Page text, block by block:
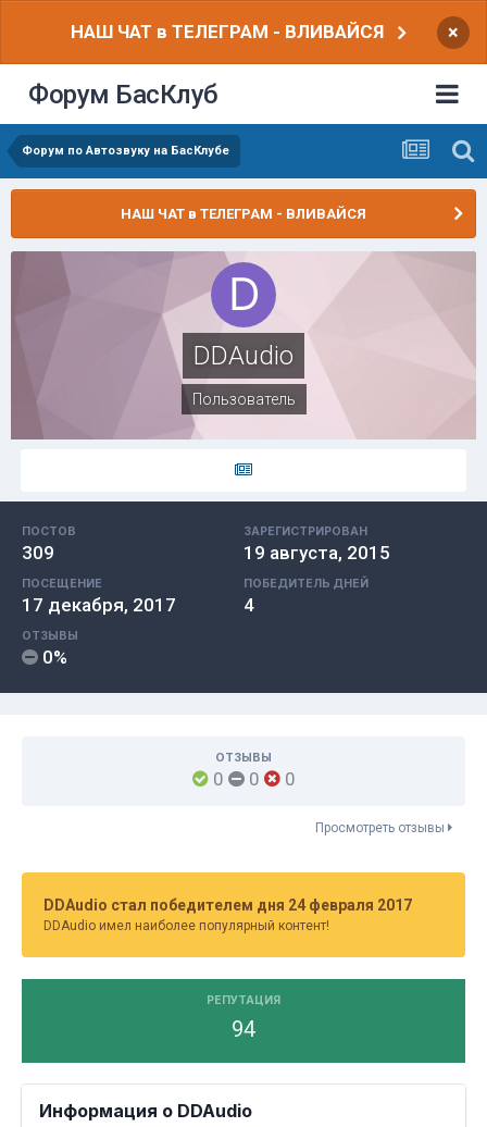
НАШ ЧАТ в ТЕЛЕГРАМ - ВЛИВАЙСЯ ×
Форум БасКлуб
Форум по Автозвуку на БасКлубе
НАШ ЧАТ в ТЕЛЕГРАМ - ВЛИВАЙСЯ
DDAudio
Пользователь
ПОСТОВ
309
ЗАРЕГИСТРИРОВАН
19 августа, 2015
ПОСЕЩЕНИЕ
17 декабря, 2017
ПОБЕДИТЕЛЬ ДНЕЙ
4
ОТЗЫВЫ
0%
ОТЗЫВЫ
0 0 0
Просмотреть отзывы
DDAudio стал победителем дня 24 февраля 2017
DDAudio имел наиболее популярный контент!
РЕПУТАЦИЯ
94
Информация о DDAudio